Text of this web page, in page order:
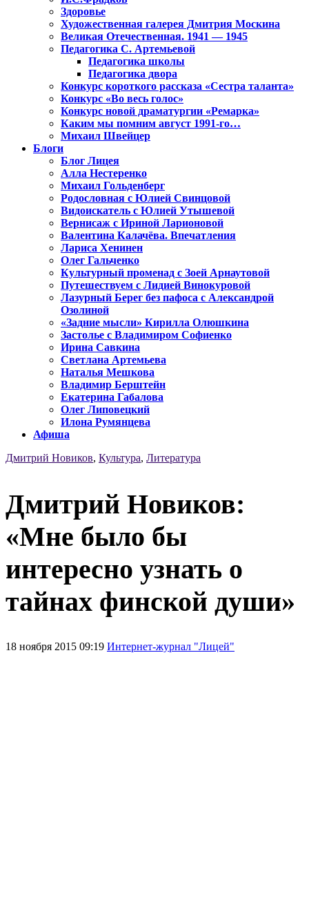
Здоровье
Художественная галерея Дмитрия Москина
Великая Отечественная. 1941 — 1945
Педагогика С. Артемьевой
Педагогика школы
Педагогика двора
Конкурс короткого рассказа «Сестра таланта»
Конкурс «Во весь голос»
Конкурс новой драматургии «Ремарка»
Каким мы помним август 1991-го…
Михаил Швейцер
Блоги
Блог Лицея
Алла Нестеренко
Михаил Гольденберг
Родословная с Юлией Свинцовой
Видоискатель с Юлией Утышевой
Вернисаж с Ириной Ларионовой
Валентина Калачёва. Впечатления
Лариса Хенинен
Олег Гальченко
Культурный променад с Зоей Арнаутовой
Путешествуем с Лидией Винокуровой
Лазурный Берег без пафоса с Александрой
Озолиной
«Задние мысли» Кирилла Олюшкина
Застолье с Владимиром Софиенко
Ирина Савкина
Светлана Артемьева
Наталья Мешкова
Владимир Берштейн
Екатерина Габалова
Олег Липовецкий
Илона Румянцева
Афиша
Дмитрий Новиков, Культура, Литература
Дмитрий Новиков:
«Мне было бы
интересно узнать о
тайнах финской души»
18 ноября 2015 09:19 Интернет-журнал "Лицей"